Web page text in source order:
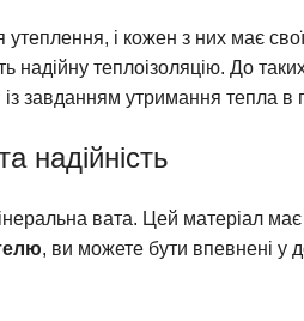
утеплення, і кожен з них має
надійну теплоізоляцію. До
із завданням утримання тепла в
надійність
вата. Цей матеріал має
, ви можете бути впевнені у